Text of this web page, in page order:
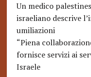
Un medico
israeliano descrive
umiliazioni
“Piena
fornisce servizi ai
Israele